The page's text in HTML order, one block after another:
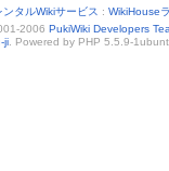
タルWikiサービス : WikiHouse
2006 PukiWiki Developers
ji . Powered by PHP 5.5.9-